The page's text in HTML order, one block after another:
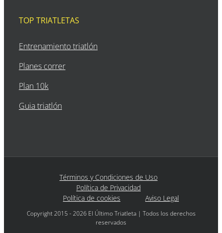
TOP TRIATLETAS
Entrenamiento triatlón
Planes correr
Plan 10k
Guia triatlón
Términos y Condiciones de Uso
Política de Privacidad
Política de cookies
Aviso Legal
Copyright 2015 - 2026 El Último Triatleta | Todos los derechos
reservados